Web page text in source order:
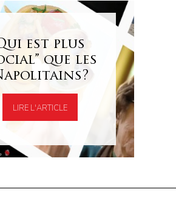
est plus
que les
LIRE L'ARTICLE